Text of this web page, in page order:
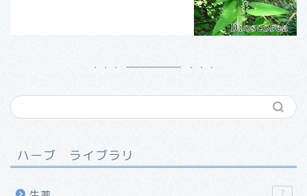
ハーブ ライブラリ
7